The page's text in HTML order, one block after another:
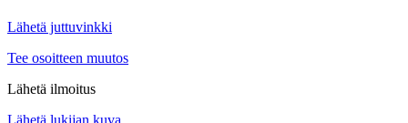
Lähetä juttuvinkki
Tee osoitteen muutos
Lähetä ilmoitus
Lähetä lukijan kuva